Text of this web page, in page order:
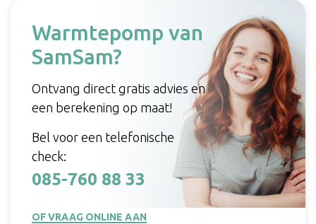
Warmtepomp van
SamSam?
Ontvang direct gratis advies en
een berekening op maat!
Bel voor een telefonische
check:
085-760 88 33
OF VRAAG ONLINE AAN